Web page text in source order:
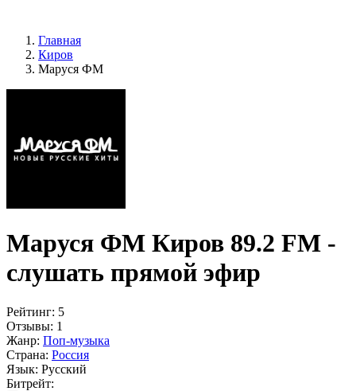
Главная
Киров
Маруся ФМ
Маруся ФМ Киров 89.2 FM -
слушать прямой эфир
Рейтинг: 5
Отзывы: 1
Жанр: Поп-музыка
Страна: Россия
Язык: Русский
Битрейт: